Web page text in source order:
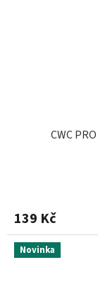
CWC
139 Kč
Novinka